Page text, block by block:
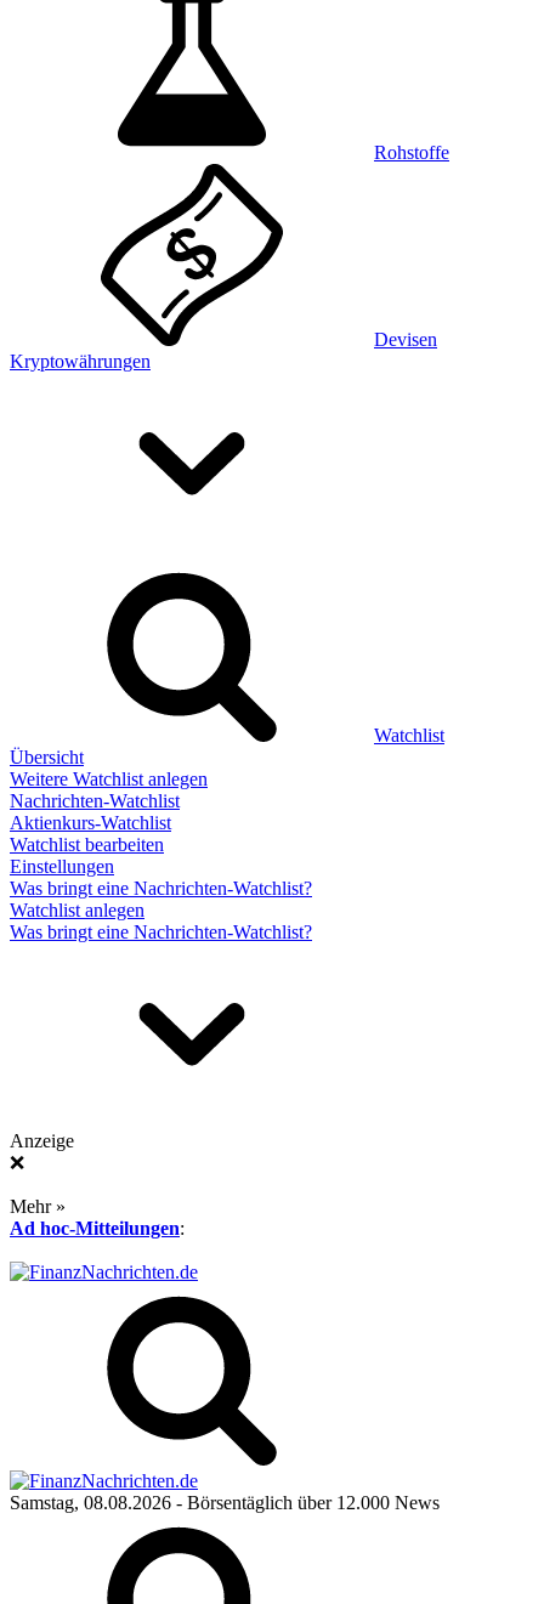
Rohstoffe
Devisen
Kryptowährungen
Watchlist
Übersicht
Weitere Watchlist anlegen
Nachrichten-Watchlist
Aktienkurs-Watchlist
Watchlist bearbeiten
Einstellungen
Was bringt eine Nachrichten-Watchlist?
Watchlist anlegen
Was bringt eine Nachrichten-Watchlist?
Anzeige
❌
Mehr »
Ad hoc-Mitteilungen:
Samstag, 08.08.2026 - Börsentäglich über 12.000 News